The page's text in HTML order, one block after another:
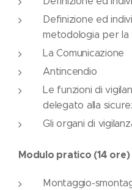
Definizione ed
metodologia per la
La Comunicazione
Antincendio
Le funzioni di
delegato alla
Gli organi di
Modulo pratico (14 ore)
Montaggio-